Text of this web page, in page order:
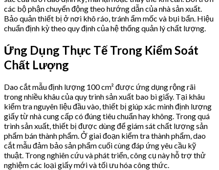
các bộ phận chuyển động theo hướng dẫn của nhà sản xuất.
Bảo quản thiết bị ở nơi khô ráo, tránh ẩm mốc và bụi bẩn. Hiệu
chuẩn định kỳ theo quy định của hệ thống quản lý chất lượng.
Ứng Dụng Thực Tế Trong Kiểm Soát
Chất Lượng
Dao cắt mẫu định lượng 100 cm² được ứng dụng rộng rãi
trong nhiều khâu của quy trình sản xuất bao bì giấy. Tại khâu
kiểm tra nguyên liệu đầu vào, thiết bị giúp xác minh định lượng
giấy từ nhà cung cấp có đúng tiêu chuẩn hay không. Trong quá
trình sản xuất, thiết bị được dùng để giám sát chất lượng sản
phẩm bán thành phẩm. Ở giai đoạn kiểm tra thành phẩm, dao
cắt mẫu đảm bảo sản phẩm cuối cùng đáp ứng yêu cầu kỹ
thuật. Trong nghiên cứu và phát triển, công cụ này hỗ trợ thử
nghiệm các loại giấy mới và tối ưu hóa công thức.